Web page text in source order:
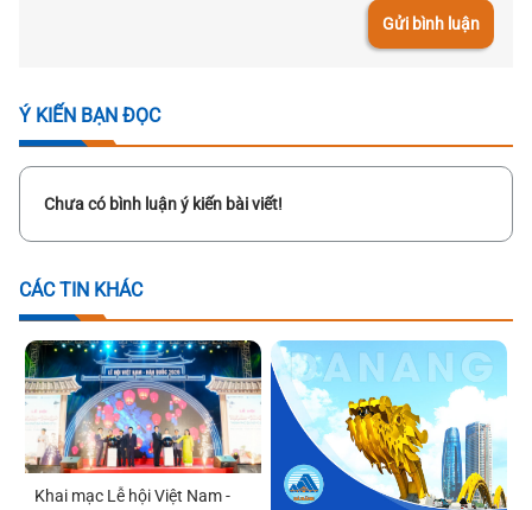
Gửi bình luận
Ý KIẾN BẠN ĐỌC
Chưa có bình luận ý kiến bài viết!
CÁC TIN KHÁC
Khai mạc Lễ hội Việt Nam -